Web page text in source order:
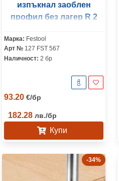
изпъкнал заоблен
профил без лагер R 2
мм, HW R2 OFK 500
Марка: Festool
Арт № 127 FST 567
Наличност: 2 бр
93.20 €/бр
182.28 лв./бр
Купи
-34%